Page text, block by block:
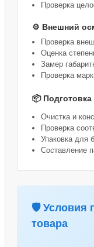
Проверка
⚙️ Внешний
Проверка
Оценка
Замер
Проверка
📦
Очистка и
Проверка
Упаковка для
Составление
🛡️ Условия
товара